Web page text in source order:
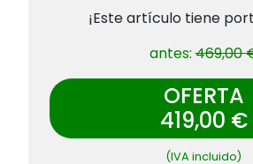
¡Este artículo tiene
antes:469,00
OFERTA
419,00 €
(IVA incluido)